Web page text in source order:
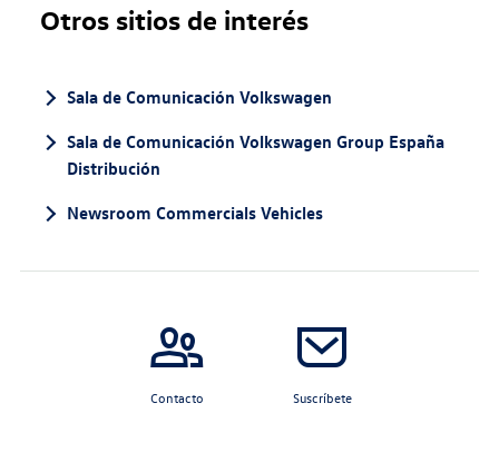
Otros sitios de interés
Sala de Comunicación Volkswagen
Sala de Comunicación Volkswagen Group España
Distribución
Newsroom Commercials Vehicles
Contacto Suscríbete